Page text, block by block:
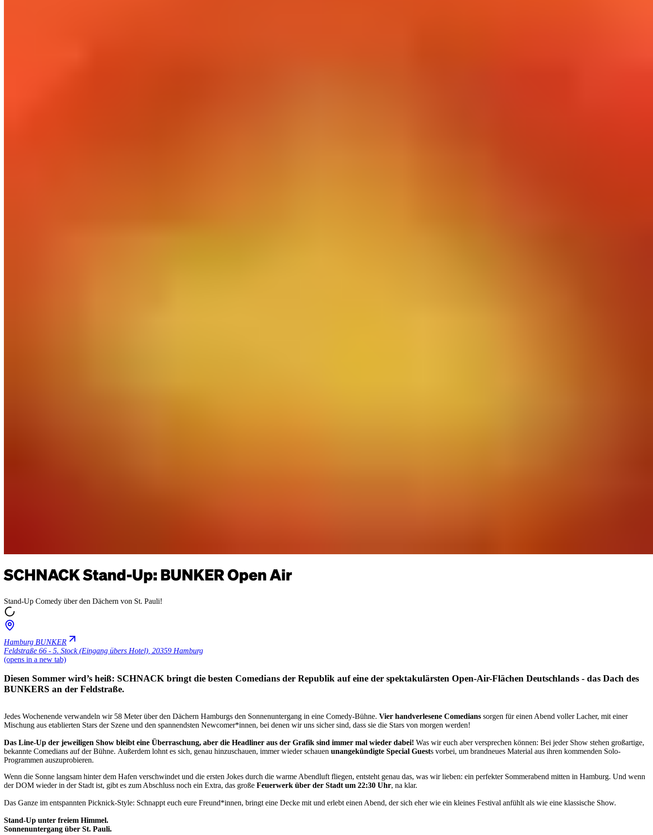
SCHNACK Stand-Up: BUNKER Open Air
Stand-Up Comedy über den Dächern von St. Pauli!
Hamburg BUNKER
Feldstraße 66 - 5. Stock (Eingang übers Hotel) 20359 Hamburg
(opens in a new tab)
Diesen Sommer wird’s heiß: SCHNACK bringt die besten Comedians der Republik auf eine der spektakulärsten Open-Air-Flächen Deutschlands - das Dach des
BUNKERS an der Feldstraße.
Jedes Wochenende verwandeln wir 58 Meter über den Dächern Hamburgs den Sonnenuntergang in eine Comedy-Bühne. Vier handverlesene Comedians sorgen für einen Abend voller Lacher, mit einer
Mischung aus etablierten Stars der Szene und den spannendsten Newcomer*innen, bei denen wir uns sicher sind, dass sie die Stars von morgen werden!
Das Line-Up der jeweiligen Show bleibt eine Überraschung, aber die Headliner aus der Grafik sind immer mal wieder dabei! Was wir euch aber versprechen können: Bei jeder Show stehen großartige,
bekannte Comedians auf der Bühne. Außerdem lohnt es sich, genau hinzuschauen, immer wieder schauen unangekündigte Special Guests vorbei, um brandneues Material aus ihren kommenden Solo-
Programmen auszuprobieren.
Wenn die Sonne langsam hinter dem Hafen verschwindet und die ersten Jokes durch die warme Abendluft fliegen, entsteht genau das, was wir lieben: ein perfekter Sommerabend mitten in Hamburg. Und wenn
der DOM wieder in der Stadt ist, gibt es zum Abschluss noch ein Extra, das große Feuerwerk über der Stadt um 22:30 Uhr, na klar.
Das Ganze im entspannten Picknick-Style: Schnappt euch eure Freund*innen, bringt eine Decke mit und erlebt einen Abend, der sich eher wie ein kleines Festival anfühlt als wie eine klassische Show.
Stand-Up unter freiem Himmel.
Sonnenuntergang über St. Pauli.